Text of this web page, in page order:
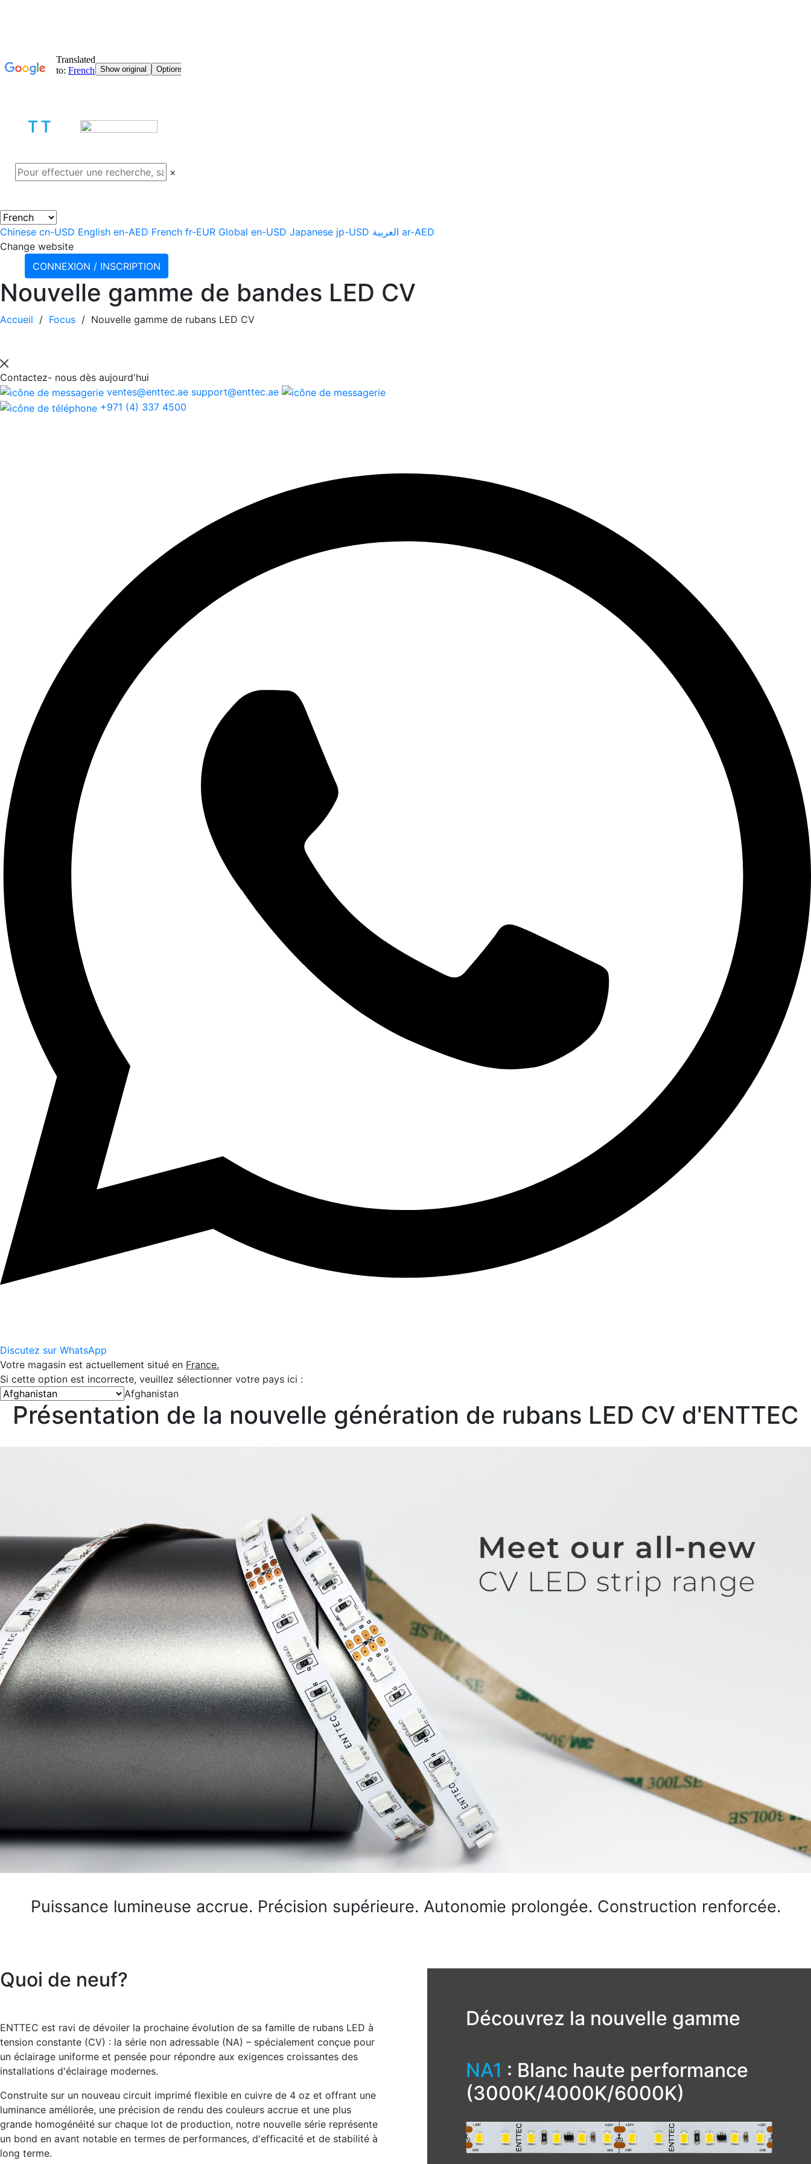
×
Chinese cn-USD English en-AED French fr-EUR Global en-USD Japanese jp-USD العربية ar-AED
Change website
CONNEXION / INSCRIPTION
Nouvelle gamme de bandes LED CV
Accueil / Focus / Nouvelle gamme de rubans LED CV
Contactez- nous dès aujourd'hui
ventes@enttec.ae support@enttec.ae
+971 (4) 337 4500
Discutez sur WhatsApp
Votre magasin est actuellement situé en France.
Si cette option est incorrecte, veuillez sélectionner votre pays ici :
Afghanistan
Présentation de la nouvelle génération de rubans LED CV d'ENTTEC
Puissance lumineuse accrue. Précision supérieure. Autonomie prolongée. Construction renforcée.
Quoi de neuf?
ENTTEC est ravi de dévoiler la prochaine évolution de sa famille de rubans LED à
tension constante (CV) : la série non adressable (NA) – spécialement conçue pour
un éclairage uniforme et pensée pour répondre aux exigences croissantes des
installations d'éclairage modernes.
Construite sur un nouveau circuit imprimé flexible en cuivre de 4 oz et offrant une
luminance améliorée, une précision de rendu des couleurs accrue et une plus
grande homogénéité sur chaque lot de production, notre nouvelle série représente
un bond en avant notable en termes de performances, d'efficacité et de stabilité à
long terme.
Découvrez la nouvelle gamme
NA1 : Blanc haute performance
(3000K/4000K/6000K)